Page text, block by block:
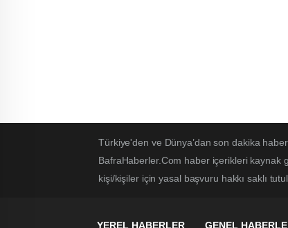
Türkiye'den ve Dünya’dan son dakika
BafraHaberler.Com haber içerikleri kaynak
kişi/kişiler için yasal başvuru hakkı saklı
YEREL HABERLER GENEL